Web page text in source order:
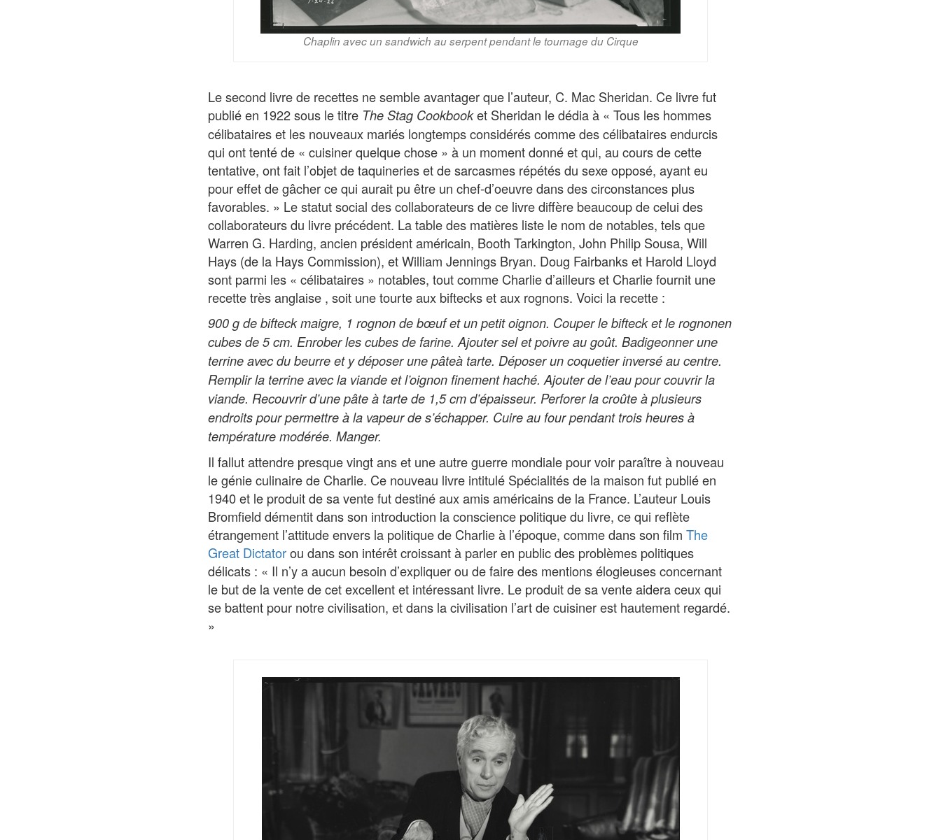
Chaplin avec un sandwich au serpent pendant le tournage du Cirque
Le second livre de recettes ne semble avantager que l’auteur, C. Mac Sheridan. Ce livre fut
publié en 1922 sous le titre The Stag Cookbooket Sheridan le dédia à « Tous les hommes
célibataires et les nouveaux mariés longtemps considérés comme des célibataires endurcis
qui ont tenté de « cuisiner quelque chose » à un moment donné et qui, au cours de cette
tentative, ont fait l’objet de taquineries et de sarcasmes répétés du sexe opposé, ayant eu
pour effet de gâcher ce qui aurait pu être un chef-d’oeuvre dans des circonstances plus
favorables. » Le statut social des collaborateurs de ce livre diffère beaucoup de celui des
collaborateurs du livre précédent. La table des matières liste le nom de notables, tels que
Warren G. Harding, ancien président américain, Booth Tarkington, John Philip Sousa, Will
Hays (de la Hays Commission), et William Jennings Bryan. Doug Fairbanks et Harold Lloyd
sont parmi les « célibataires » notables, tout comme Charlie d’ailleurs et Charlie fournit une
recette très anglaise , soit une tourte aux biftecks et aux rognons. Voici la recette :
900 g de bifteck maigre, 1 rognon de bœuf et un petit oignon. Couper le bifteck et le rognonen
cubes de 5 cm. Enrober les cubes de farine. Ajouter sel et poivre au goût. Badigeonner une
terrine avec du beurre et y déposer une pâteà tarte. Déposer un coquetier inversé au centre.
Remplir la terrine avec la viande et l’oignon finement haché. Ajouter de l’eau pour couvrir la
viande. Recouvrir d’une pâte à tarte de 1,5 cm d’épaisseur. Perforer la croûte à plusieurs
endroits pour permettre à la vapeur de s’échapper. Cuire au four pendant trois heures à
température modérée. Manger.
Il fallut attendre presque vingt ans et une autre guerre mondiale pour voir paraître à nouveau
le génie culinaire de Charlie. Ce nouveau livre intitulé Spécialités de la maison fut publié en
1940 et le produit de sa vente fut destiné aux amis américains de la France. L’auteur Louis
Bromfield démentit dans son introduction la conscience politique du livre, ce qui reflète
étrangement l’attitude envers la politique de Charlie à l’époque, comme dans son film The
Great Dictatorou dans son intérêt croissant à parler en public des problèmes politiques
délicats : « Il n’y a aucun besoin d’expliquer ou de faire des mentions élogieuses concernant
le but de la vente de cet excellent et intéressant livre. Le produit de sa vente aidera ceux qui
se battent pour notre civilisation, et dans la civilisation l’art de cuisiner est hautement regardé.
»